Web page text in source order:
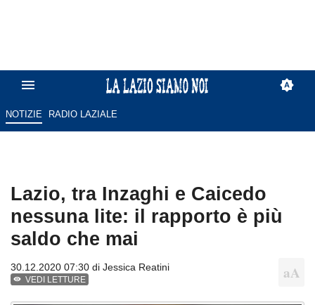
NOTIZIE RADIO LAZIALE
Lazio, tra Inzaghi e Caicedo
nessuna lite: il rapporto è più
saldo che mai
30.12.2020 07:30 di Jessica Reatini
VEDI LETTURE